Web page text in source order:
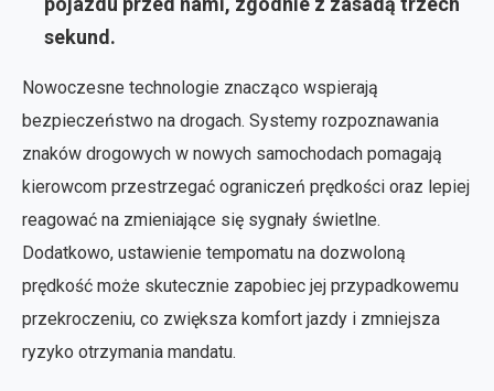
sekund.
Nowoczesne technologie znacząco wspierają
bezpieczeństwo na drogach. Systemy rozpoznawania
znaków drogowych w nowych samochodach pomagają
kierowcom przestrzegać ograniczeń prędkości oraz lepiej
reagować na zmieniające się sygnały świetlne.
Dodatkowo, ustawienie tempomatu na dozwoloną
prędkość może skutecznie zapobiec jej przypadkowemu
przekroczeniu, co zwiększa komfort jazdy i zmniejsza
ryzyko otrzymania mandatu.